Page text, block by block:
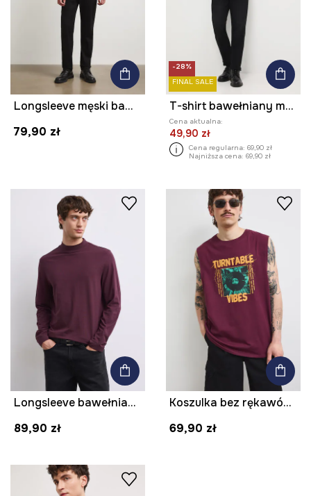
Longsleeve męski bawełniany z elastanem gładki
79,90 zł
-28%
FINAL SALE
T-shirt bawełniany męski z elastanem z nadrukiem
Cena aktualna:
49,90 zł
Cena regularna: 69,90 zł
Najniższa cena: 69,90 zł
Longsleeve bawełniany męski z domieszką elastanu gładki kolor bordowy
89,90 zł
Koszulka bez rękawów męska bawełniana z efektem sprania
69,90 zł